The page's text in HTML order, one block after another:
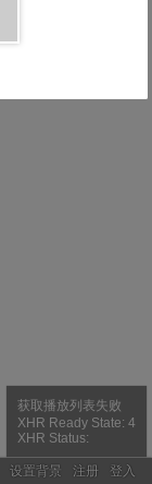
设置背景 注册 登入
获取播放列表失败
XHR Ready State: 4
XHR Status: